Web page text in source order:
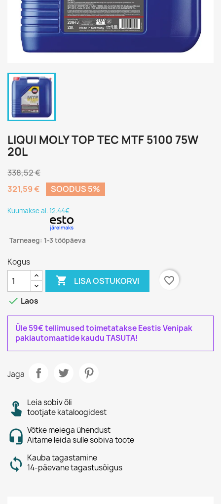
LIQUI MOLY TOP TEC MTF 5100 75W
20L
338,52 €
321,59 €
SOODUS 5%
Kuumakse al. 12.44€
Tarneaeg: 1-3 tööpäeva
Kogus
 LISA OSTUKORVI
favorite_border
 Laos
Üle 59€ tellimused toimetatakse Eestis Venipak
pakiautomaatide kaudu TASUTA!
Jaga
Leia sobiv õli
tootjate kataloogidest
Võtke meiega ühendust
Aitame leida sulle sobiva toote
Kauba tagastamine
14-päevane tagastusõigus